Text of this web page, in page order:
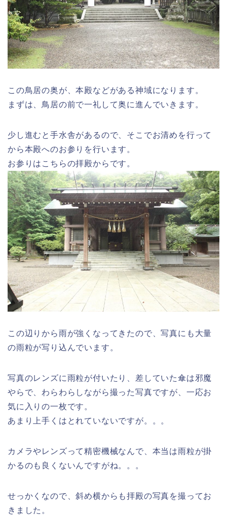
この鳥居の奥が、本殿などがある神域になります。
まずは、鳥居の前で一礼して奥に進んでいきます。
少し進むと手水舎があるので、そこでお清めを行って
から本殿へのお参りを行います。
お参りはこちらの拝殿からです。
この辺りから雨が強くなってきたので、写真にも大量
の雨粒が写り込んでいます。
写真のレンズに雨粒が付いたり、差していた傘は邪魔
やらで、わらわらしながら撮った写真ですが、一応お
気に入りの一枚です。
あまり上手くはとれていないですが。。。
カメラやレンズって精密機械なんで、本当は雨粒が掛
かるのも良くないんですがね。。。
せっかくなので、斜め横からも拝殿の写真を撮ってお
きました。